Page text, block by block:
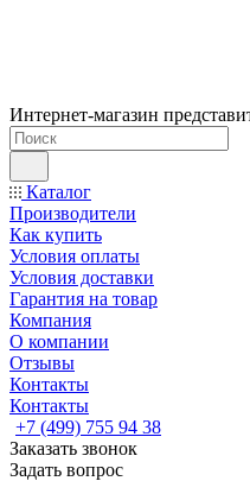
Интернет-магазин
Каталог
Производители
Как купить
Условия оплаты
Условия доставки
Гарантия на товар
Компания
О компании
Отзывы
Контакты
Контакты
+7 (499) 755 94 38
Заказать звонок
Задать вопрос